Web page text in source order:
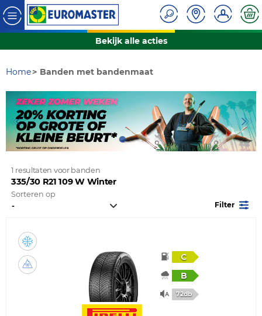
Bekijk alle acties
Home Banden met bandenmaat
1 resultaten voor banden
335/30 R21 109 W Winter
Sorteren op
Filter
C
B
72db